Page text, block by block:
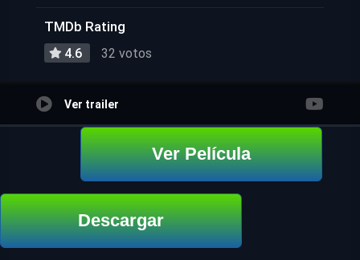
TMDb Rating
4.6 32 votos
Ver trailer
Ver Película
Descargar